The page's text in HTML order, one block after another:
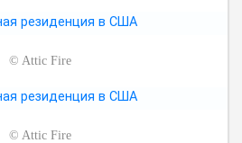
© Attic Fire
© Attic Fire